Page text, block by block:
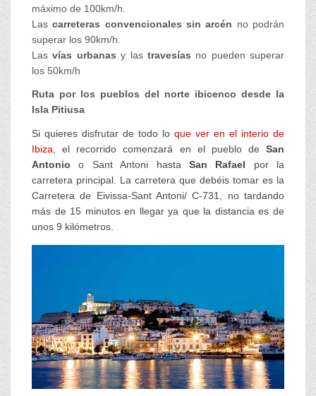
máximo de 100km/h.
Lascarreteras convencionales sin arcén no podrán
superar los 90km/h.
Lasvías urbanas y las travesías no pueden superar
los 50km/h
Ruta por los pueblos del norte ibicenco desde la
Isla Pitiusa
Si quieres disfrutar de todo lo que ver en el interio de
Ibiza , el recorrido comenzará en el pueblo de San
Antonio o Sant Antoni hasta San Rafael por la
carretera principal. La carretera que debéis tomar es la
Carretera de Eivissa-Sant Antoni/ C-731, no tardando
más de 15 minutos en llegar ya que la distancia es de
unos 9 kilómetros.